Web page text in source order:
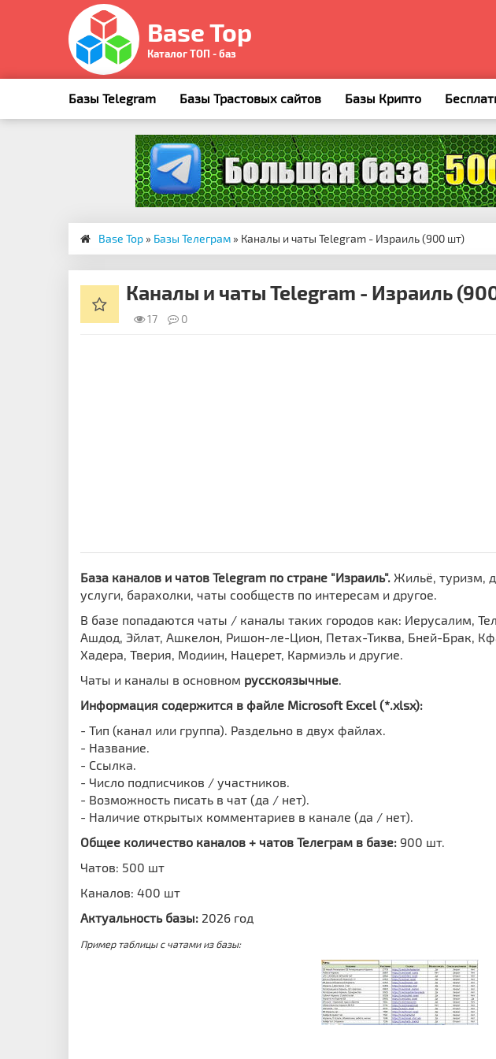
Base Top
Каталог ТОП - баз
Базы Telegram Базы Трастовых сайтов Базы Крипто
Base Top » Базы Телеграм » Каналы и чаты Telegram - Израиль (900 шт)
Каналы и чаты Telegram - Израиль
17 0
База каналов и чатов Telegram по стране "Израиль". Жильё, туризм,
услуги, барахолки, чаты сообществ по интересам и другое.
В базе попадаются чаты / каналы таких городов как: Иерусалим,
Ашдод, Эйлат, Ашкелон, Ришон-ле-Цион, Петах-Тиква, Бней-Брак,
Хадера, Тверия, Модиин, Нацерет, Кармиэль и другие.
Чаты и каналы в основном русскоязычные.
Информация содержится в файле Microsoft Excel (*.xlsx):
- Тип (канал или группа). Раздельно в двух файлах.
- Название.
- Ссылка.
- Число подписчиков / участников.
- Возможность писать в чат (да / нет).
- Наличие открытых комментариев в канале (да / нет).
Общее количество каналов + чатов Телеграм в базе: 900 шт.
Чатов: 500 шт
Каналов: 400 шт
Актуальность базы: 2026 год
Пример таблицы с чатами из базы: